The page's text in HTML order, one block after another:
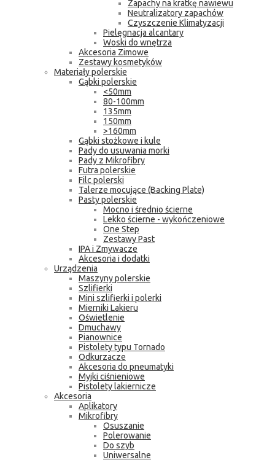
Zapachy na kratkę nawiewu
Neutralizatory zapachów
Czyszczenie Klimatyzacji
Pielęgnacja alcantary
Woski do wnętrza
Akcesoria Zimowe
Zestawy kosmetyków
Materiały polerskie
Gąbki polerskie
<50mm
80-100mm
135mm
150mm
>160mm
Gąbki stożkowe i kule
Pady do usuwania morki
Pady z Mikrofibry
Futra polerskie
Filc polerski
Talerze mocujące (Backing Plate)
Pasty polerskie
Mocno i średnio ścierne
Lekko ścierne - wykończeniowe
One Step
Zestawy Past
IPA i Zmywacze
Akcesoria i dodatki
Urządzenia
Maszyny polerskie
Szlifierki
Mini szlifierki i polerki
Mierniki Lakieru
Oświetlenie
Dmuchawy
Pianownice
Pistolety typu Tornado
Odkurzacze
Akcesoria do pneumatyki
Myjki ciśnieniowe
Pistolety lakiernicze
Akcesoria
Aplikatory
Mikrofibry
Osuszanie
Polerowanie
Do szyb
Uniwersalne